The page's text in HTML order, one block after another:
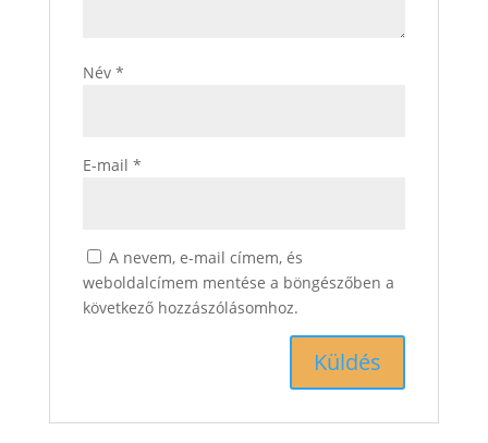
Név *
E-mail *
A nevem, e-mail címem, és
weboldalcímem mentése a böngészőben a
következő hozzászólásomhoz.